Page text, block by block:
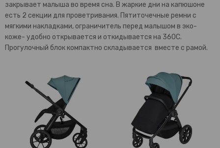
закрывает малыша во время сна. В жаркие дни на капюшоне
есть 2 секции для проветривания. Пятиточечные ремни с
мягкими накладками, ограничитель перед малышом в эко-
коже- удобно открывается и откидывается на 360С.
Прогулочный блок компактно складывается вместе с рамой.